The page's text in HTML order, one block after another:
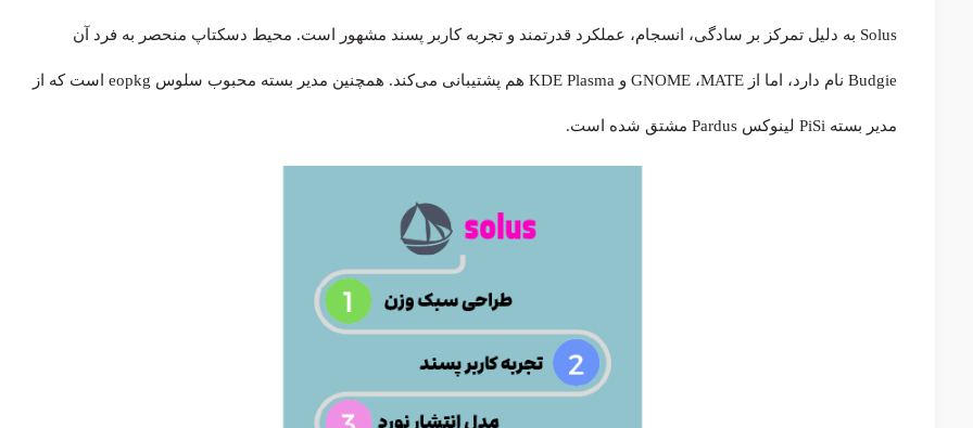
Solus به دلیل تمرکز بر سادگی، انسجام، عملکرد قدرتمند و تجربه کاربر پسند مشهور است. محیط دسکتاپ منحصر به فرد آن
Budgie نام دارد، اما از GNOME ،MATE و KDE Plasma هم پشتیبانی می‌کند. همچنین مدیر بسته‌ محبوب سلوس eopkg است که از
مدیر بسته PiSi لینوکس Pardus مشتق شده است.